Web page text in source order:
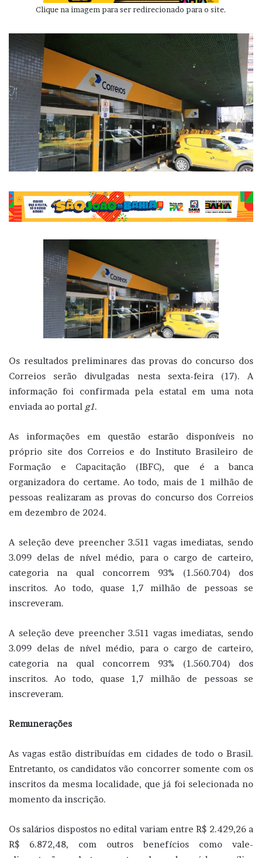
Clique na imagem para ser redirecionado para o site.
Os resultados preliminares das provas do concurso dos
Correios serão divulgadas nesta sexta-feira (17). A
informação foi confirmada pela estatal em uma nota
enviada ao portal g1.
As informações em questão estarão disponíveis no
próprio site dos Correios e do Instituto Brasileiro de
Formação e Capacitação (IBFC), que é a banca
organizadora do certame. Ao todo, mais de 1 milhão de
pessoas realizaram as provas do concurso dos Correios
em dezembro de 2024.
A seleção deve preencher 3.511 vagas imediatas, sendo
3.099 delas de nível médio, para o cargo de carteiro,
categoria na qual concorrem 93% (1.560.704) dos
inscritos. Ao todo, quase 1,7 milhão de pessoas se
inscreveram.
A seleção deve preencher 3.511 vagas imediatas, sendo
3.099 delas de nível médio, para o cargo de carteiro,
categoria na qual concorrem 93% (1.560.704) dos
inscritos. Ao todo, quase 1,7 milhão de pessoas se
inscreveram.
Remunerações
As vagas estão distribuídas em cidades de todo o Brasil.
Entretanto, os candidatos vão concorrer somente com os
inscritos da mesma localidade, que já foi selecionada no
momento da inscrição.
Os salários dispostos no edital variam entre R$ 2.429,26 a
R$ 6.872,48, com outros benefícios como vale-